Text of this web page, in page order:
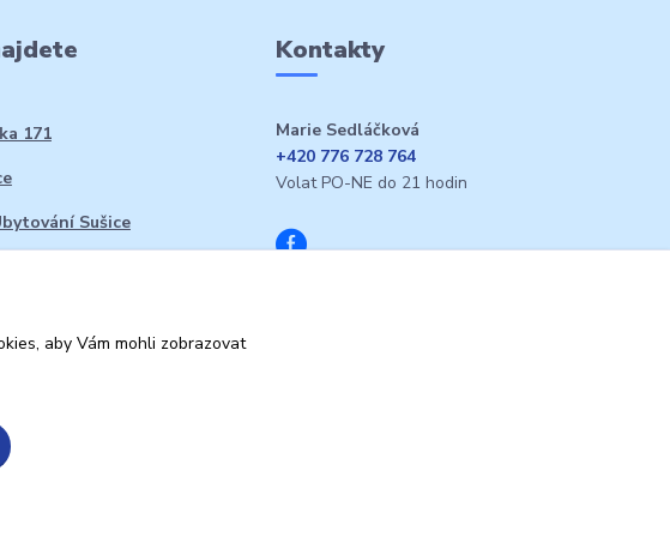
171
Sušice
Kontakty
Marie Sedláčková
+420 776 728 764
Volat PO-NE do 21 hodin
aby Vám mohli zobrazovat